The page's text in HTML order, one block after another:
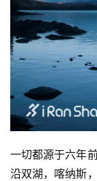
一切都源于六年
沿双湖，喀纳斯